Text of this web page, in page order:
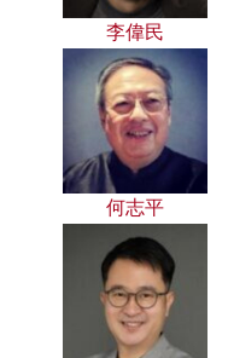
李偉民
何志平